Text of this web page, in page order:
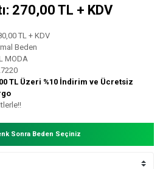
270,00 TL + KDV
TL + KDV
Beden
MODA
TL Üzeri %10 İndirim ve Ücretsiz
Sonra Beden Seçiniz